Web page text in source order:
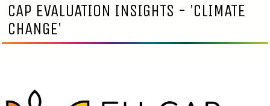
CAP EVALUATION INSIGHTS - 'CLIMATE
CHANGE'